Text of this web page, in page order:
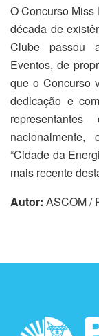
O Concurso
década de
Clube passou
Eventos, de
que o Concurso
dedicação e
“Cidade da
mais recente
Autor: ASCOM /